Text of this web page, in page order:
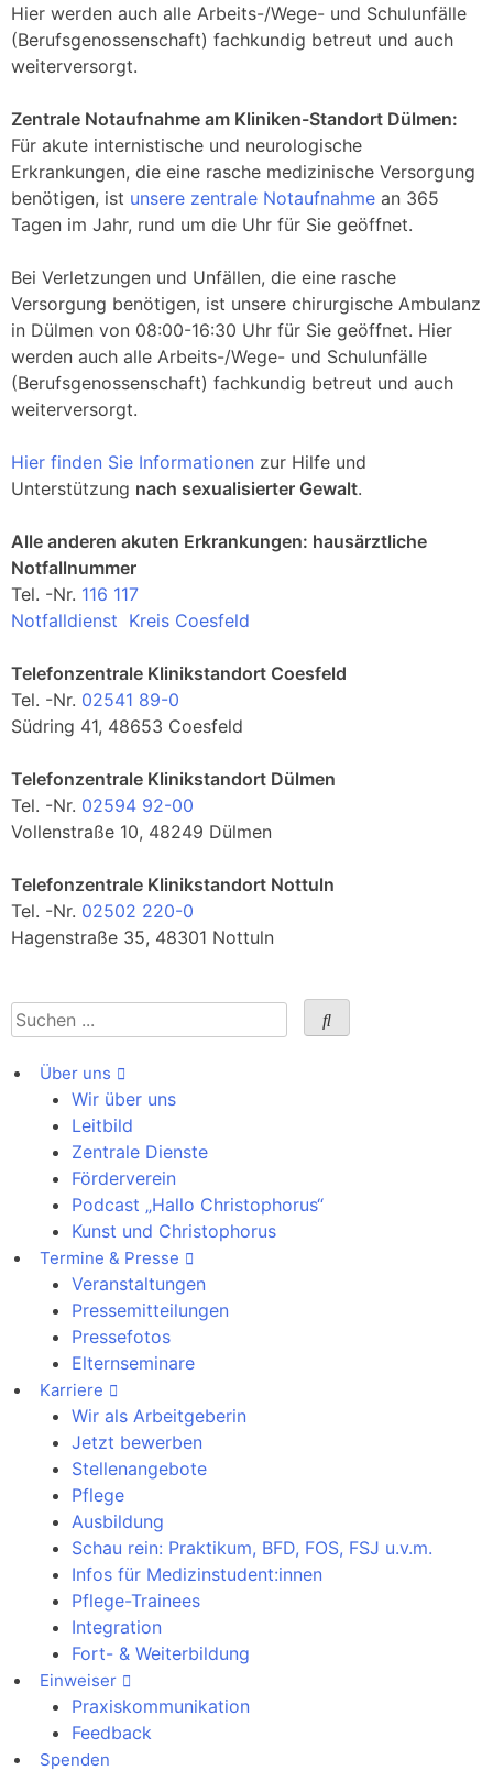
Hier werden auch alle Arbeits-/Wege- und Schulunfälle
(Berufsgenossenschaft) fachkundig betreut und auch
weiterversorgt.
Zentrale Notaufnahme am Kliniken-Standort Dülmen:
Für akute internistische und neurologische
Erkrankungen, die eine rasche medizinische Versorgung
benötigen, ist unsere zentrale Notaufnahme an 365
Tagen im Jahr, rund um die Uhr für Sie geöffnet.
Bei Verletzungen und Unfällen, die eine rasche
Versorgung benötigen, ist unsere chirurgische Ambulanz
in Dülmen von 08:00-16:30 Uhr für Sie geöffnet. Hier
werden auch alle Arbeits-/Wege- und Schulunfälle
(Berufsgenossenschaft) fachkundig betreut und auch
weiterversorgt.
Hier finden Sie Informationen zur Hilfe und
Unterstützung nach sexualisierter Gewalt.
Alle anderen akuten Erkrankungen: hausärztliche
Notfallnummer
Tel. -Nr. 116 117
Notfalldienst Kreis Coesfeld
Telefonzentrale Klinikstandort Coesfeld
Tel. -Nr. 02541 89-0
Südring 41, 48653 Coesfeld
Telefonzentrale Klinikstandort Dülmen
Tel. -Nr. 02594 92-00
Vollenstraße 10, 48249 Dülmen
Telefonzentrale Klinikstandort Nottuln
Tel. -Nr. 02502 220-0
Hagenstraße 35, 48301 Nottuln
Über uns
Wir über uns
Leitbild
Zentrale Dienste
Förderverein
Podcast „Hallo Christophorus“
Kunst und Christophorus
Termine & Presse
Veranstaltungen
Pressemitteilungen
Pressefotos
Elternseminare
Karriere
Wir als Arbeitgeberin
Jetzt bewerben
Stellenangebote
Pflege
Ausbildung
Schau rein: Praktikum, BFD, FOS, FSJ u.v.m.
Infos für Medizinstudent:innen
Pflege-Trainees
Integration
Fort- & Weiterbildung
Einweiser
Praxiskommunikation
Feedback
Spenden